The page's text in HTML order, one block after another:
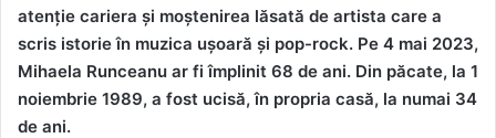
atenție cariera și moștenirea lăsată de artista care a
scris istorie în muzica ușoară și pop-rock. Pe 4 mai 2023,
Mihaela Runceanu ar fi împlinit 68 de ani. Din păcate, la 1
noiembrie 1989, a fost ucisă, în propria casă, la numai 34
de ani.